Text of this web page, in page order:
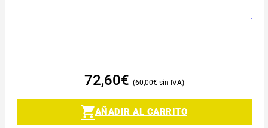
72,60€ 60,00€
AÑADIR AL CARRITO